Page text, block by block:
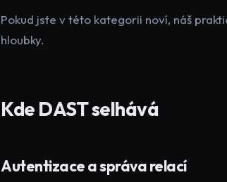
Pokud jste v této kategorii noví, náš
hloubky.
Kde DAST selhává
Autentizace a správa relací